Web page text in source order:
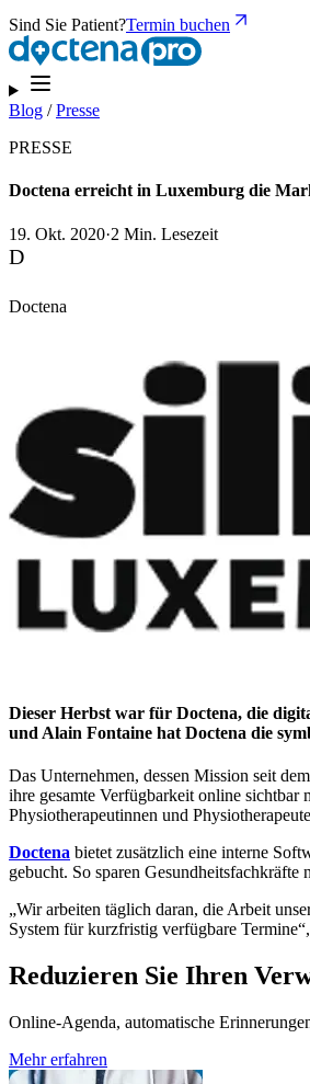
Sind Sie Patient?Termin buchen
Blog /Presse
PRESSE
Doctena erreicht in Luxemburg die
19. Okt. 2020·2 Min. Lesezeit
D
Doctena
Dieser Herbst war für Doctena, die
und Alain Fontaine hat Doctena die
Das Unternehmen, dessen Mission seit
ihre gesamte Verfügbarkeit online
Physiotherapeutinnen und
Doctena bietet zusätzlich eine interne
gebucht. So sparen
„Wir arbeiten täglich daran, die Arbeit
System für kurzfristig verfügbare
Reduzieren Sie Ihren
Online-Agenda, automatische
Mehr erfahren